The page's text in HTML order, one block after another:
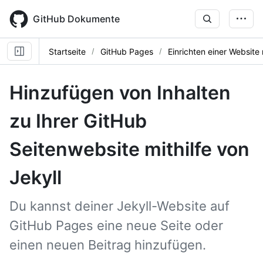
main
content
GitHub Dokumente
Startseite GitHub Pages Einrichten einer
Hinzufügen von Inhalten
zu Ihrer GitHub
Seitenwebsite mithilfe von
Jekyll
Du kannst deiner Jekyll-Website auf
GitHub Pages eine neue Seite oder
einen neuen Beitrag hinzufügen.